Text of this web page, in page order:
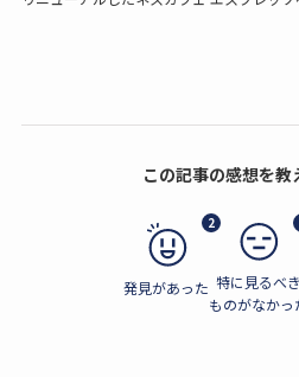
この記事の感想を教
2
発見があった 特に見るべき
ものがなかっ